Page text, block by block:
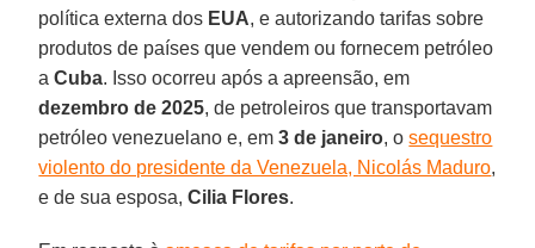
política externa dos EUA, e autorizando tarifas sobre
produtos de países que vendem ou fornecem petróleo
aCuba. Isso ocorreu após a apreensão, em
dezembro de 2025, de petroleiros que transportavam
petróleo venezuelano e, em3 de janeiro, osequestro
violento do presidente da Venezuela, Nicolás Maduro,
e de sua esposa,Cilia Flores.